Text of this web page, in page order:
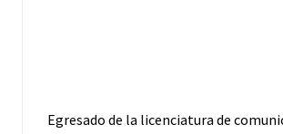
Egresado de la licenciatura de